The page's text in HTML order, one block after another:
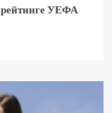
рейтинге УЕФА